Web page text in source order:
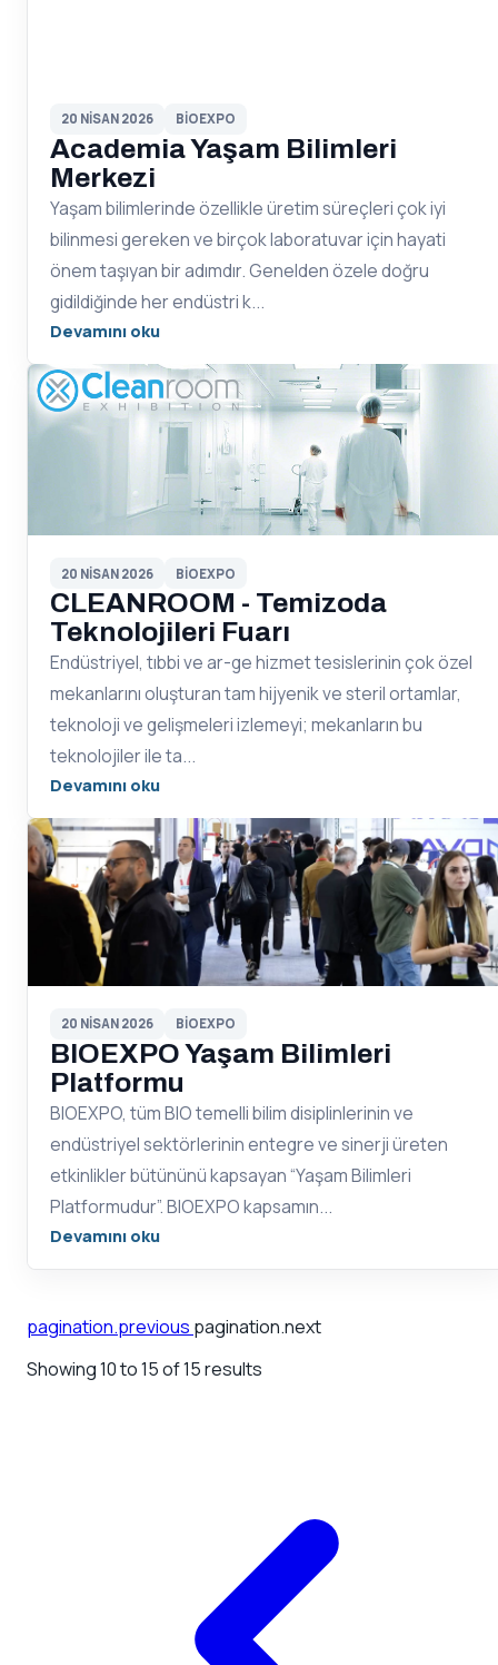
20 NISAN 2026 BIOEXPO
Academia Yaşam Bilimleri
Merkezi
Yaşam bilimlerinde özellikle üretim süreçleri çok iyi
bilinmesi gereken ve birçok laboratuvar için hayati
önem taşıyan bir adımdır. Genelden özele doğru
gidildiğinde her endüstri k...
Devamını oku
20 NISAN 2026 BIOEXPO
CLEANROOM - Temizoda
Teknolojileri Fuarı
Endüstriyel, tıbbi ve ar-ge hizmet tesislerinin çok özel
mekanlarını oluşturan tam hijyenik ve steril ortamlar,
teknoloji ve gelişmeleri izlemeyi; mekanların bu
teknolojiler ile ta...
Devamını oku
20 NISAN 2026 BIOEXPO
BIOEXPO Yaşam Bilimleri
Platformu
BIOEXPO, tüm BIO temelli bilim disiplinlerinin ve
endüstriyel sektörlerinin entegre ve sinerji üreten
etkinlikler bütününü kapsayan “Yaşam Bilimleri
Platformudur”. BIOEXPO kapsamın...
Devamını oku
pagination.previous pagination.next
Showing10to15of15results